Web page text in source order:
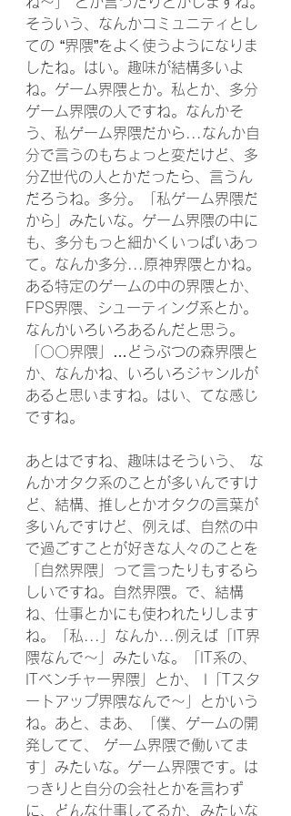
そういう、なんかコミュニティとし
ての “界隈”をよく使うようになりま
したね。はい。趣味が結構多いよ
ね。ゲーム界隈とか。私とか、多分
ゲーム界隈の人ですね。なんかそ
う、私ゲーム界隈だから...なんか自
分で言うのもちょっと変だけど、多
分Z世代の人とかだったら、言うん
だろうね。多分。「私ゲーム界隈だ
から」みたいな。ゲーム界隈の中に
も、多分もっと細かくいっぱいあっ
て。なんか多分...原神界隈とかね。
ある特定のゲームの中の界隈とか、
FPS界隈、シューティング系とか。
なんかいろいろあるんだと思う。
「〇〇界隈」…どうぶつの森界隈と
か、なんかね、いろいろジャンルが
あると思いますね。はい、てな感じ
ですね。
あとはですね、趣味はそういう、 な
んかオタク系のことが多いんですけ
ど、結構、推しとかオタクの言葉が
多いんですけど、例えば、自然の中
で過ごすことが好きな人々のことを
「自然界隈」って言ったりもするら
しいですね。自然界隈。で、結構
ね、仕事とかにも使われたりします
ね。「私...」なんか...例えば「IT界
隈なんで〜」みたいな。「IT系の、
ITベンチャー界隈」とか、 I「Tスタ
ートアップ界隈なんで〜」とかいう
ね。あと、まあ、「僕、ゲームの開
発してて、 ゲーム界隈で働いてま
す」みたいな。ゲーム界隈です。は
っきりと自分の会社とかを言わず
に、どんな仕事してるか、みたいな